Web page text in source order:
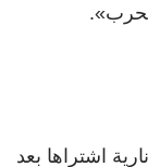
اشتراها بعد